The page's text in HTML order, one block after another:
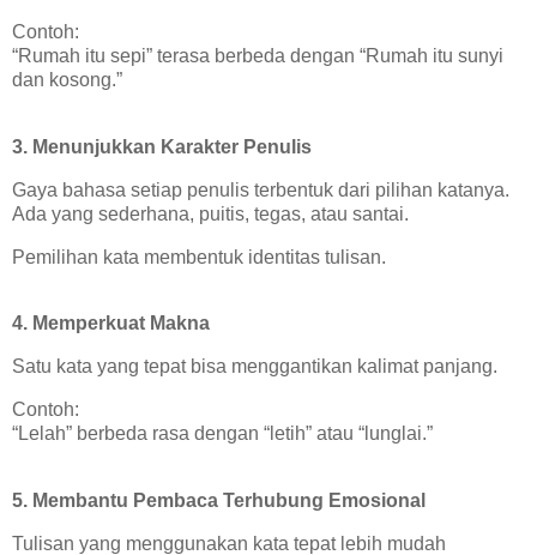
Contoh:
“Rumah itu sepi” terasa berbeda dengan “Rumah itu sunyi
dan kosong.”
3. Menunjukkan Karakter Penulis
Gaya bahasa setiap penulis terbentuk dari pilihan katanya.
Ada yang sederhana, puitis, tegas, atau santai.
Pemilihan kata membentuk identitas tulisan.
4. Memperkuat Makna
Satu kata yang tepat bisa menggantikan kalimat panjang.
Contoh:
“Lelah” berbeda rasa dengan “letih” atau “lunglai.”
5. Membantu Pembaca Terhubung Emosional
Tulisan yang menggunakan kata tepat lebih mudah